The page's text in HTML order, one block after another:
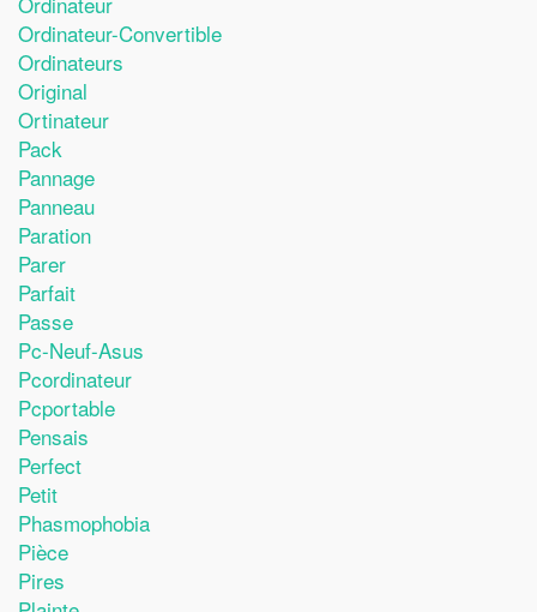
Ordinateur-Convertible
Ordinateurs
Original
Ortinateur
Pack
Pannage
Panneau
Paration
Parer
Parfait
Passe
Pc-Neuf-Asus
Pcordinateur
Pcportable
Pensais
Perfect
Petit
Phasmophobia
Pièce
Pires